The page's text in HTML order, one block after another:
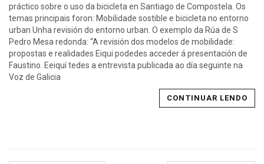
práctico sobre o uso da bicicleta en Santiago de Compostela. Os
temas principais foron: Mobilidade sostible e bicicleta no entorno
urban Unha revisión do entorno urban. O exemplo da Rúa de S
Pedro Mesa redonda: “A revisión dos modelos de mobilidade:
propostas e realidades Eiqui podedes acceder á presentación de
Faustino. Eeiquí tedes a entrevista publicada ao día seguinte na
Voz de Galicia
CONTINUAR LENDO